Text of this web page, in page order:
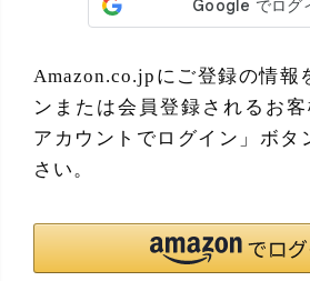
Amazon.co.jpにご登録の情報
ンまたは会員登録されるお
アカウントでログイン」ボタ
さい。